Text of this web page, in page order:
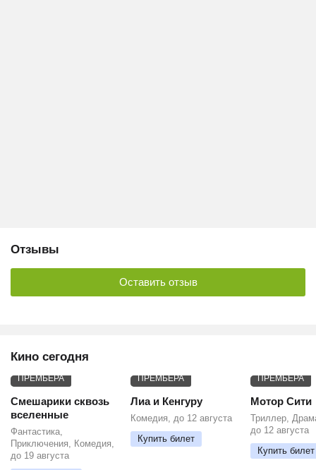
Отзывы
Оставить отзыв
Кино сегодня
ПРЕМЬЕРА
Смешарики сквозь
вселенные
Фантастика,
Приключения, Комедия,
до 19 августа
ПРЕМЬЕРА
Лиа и Кенгуру
Комедия, до 12 августа
Купить билет
ПРЕМЬЕРА
Мотор Сити
Триллер,
до 12 августа
Купить билет